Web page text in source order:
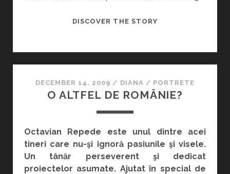
DISCOVER THE STORYŞI
DECEMBER 14, 2009 / DIANA / PORTRETE
O ALTFEL DE ROMÂNIE?
Octavian Repede este unul dintre acei
tineri care nu-şi ignoră pasiunile şi visele.
Un tânăr perseverent şi dedicat
proiectelor asumate. Ajutat în special de